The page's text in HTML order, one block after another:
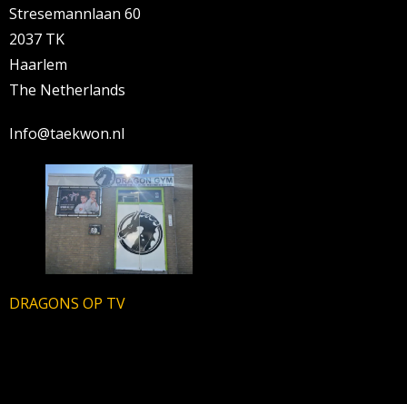
Stresemannlaan 60
2037 TK
Haarlem
The Netherlands
Info@taekwon.nl
DRAGONS OP TV